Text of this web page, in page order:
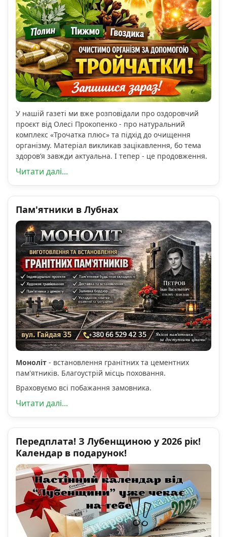
У нашій газеті ми вже розповідали про оздоровчий
проєкт від Олесі Прокопенко - про натуральний
комплекс «Трочатка плюс» та підхід до очищення
організму. Матеріал викликав зацікавлення, бо тема
здоров’я завжди актуальна. І тепер - це продовження.
Читати далі...
Пам'ятники в Лубнах
Моноліт - встановлення гранітних та цементних
пам'ятників. Благоустрій місць поховання.
Враховуємо всі побажання замовника.
Читати далі...
Передплата! З Лубенщиною у 2026 рік!
Календар в подарунок!